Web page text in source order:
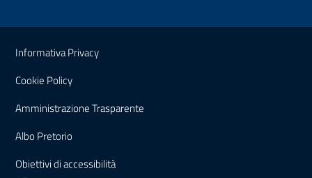
Sezione Link Utili
Informativa Privacy
Cookie Policy
Amministrazione Trasparente
Albo Pretorio
Obiettivi di accessibilità(nuova scheda - new tab)